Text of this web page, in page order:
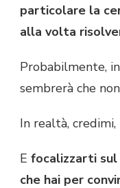
particolare la
alla volta
Probabilmente,
sembrerà che
In realtà, credimi,
E focalizzarti sul
che hai per